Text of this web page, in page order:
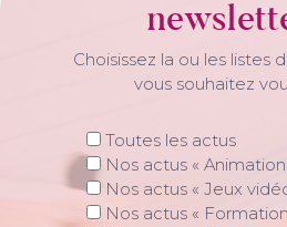
Choisissez la ou les listes
vous souhaitez
Toutes les actus
Nos actus «
Nos actus « Jeux
Nos actus «